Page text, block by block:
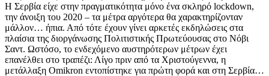
Η Σερβία είχε στην πραγματικότητα μόνο ένα σκληρό lockdown,
την άνοιξη του 2020 – τα μέτρα αργότερα θα χαρακτηρίζονταν
μάλλον… ήπια. Από τότε έχουν γίνει αρκετές εκδηλώσεις στα
πλαίσια της διοργάνωσης Πολιτιστικής Πρωτεύουσας στο Νόβι
Σαντ. Ωστόσο, το ενδεχόμενο αυστηρότερων μέτρων έχει
επανέλθει στο τραπέζι: Λίγο πριν από τα Χριστούγεννα, η
μετάλλαξη Omikron εντοπίστηκε για πρώτη φορά και στη Σερβία…